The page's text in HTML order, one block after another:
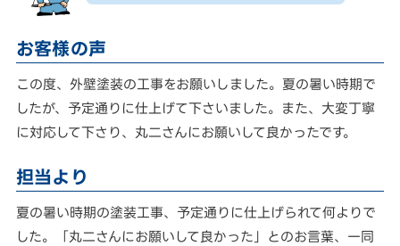
お客様の声
この度、外壁塗装の工事をお願いしました。夏の暑い時期で
したが、予定通りに仕上げて下さいました。また、大変丁寧
に対応して下さり、丸二さんにお願いして良かったです。
担当より
夏の暑い時期の塗装工事、予定通りに仕上げられて何よりで
した。「丸二さんにお願いして良かった」とのお言葉、一同